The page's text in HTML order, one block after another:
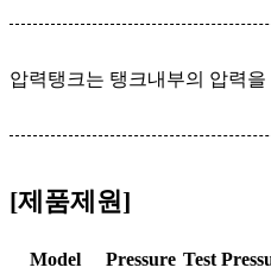
압력탱크는 탱크내부의 압력
[제품제원]
Model Pressure Test